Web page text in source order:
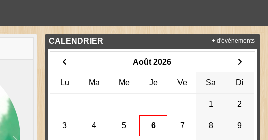
CALENDRIER
Août 2026
Lu Ma Me Je Ve Sa Di
1 2
3 4 5 6 7 8 9
+ d'évènements